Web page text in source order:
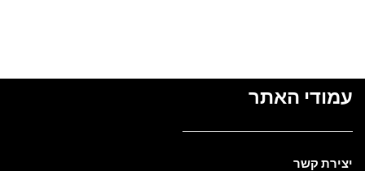
עמודי האתר
יצירת קשר